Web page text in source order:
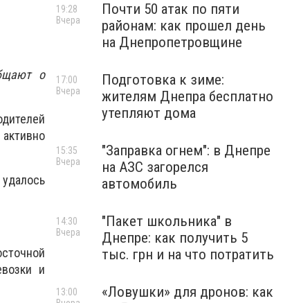
о
и
Почти 50 атак по пяти
районам: как прошел день
на Днепропетровщине
19:28
Вчера
Подготовка к зиме:
жителям Днепра бесплатно
утепляют дома
17:00
Вчера
"Заправка огнем": в Днепре
на АЗС загорелся
автомобиль
15:35
Вчера
"Пакет школьника" в
Днепре: как получить 5
тыс. грн и на что потратить
14:30
Вчера
«Ловушки» для дронов: как
13:00